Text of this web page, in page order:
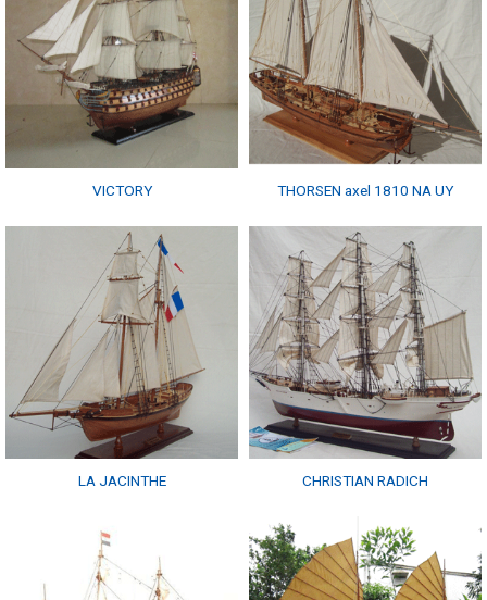
VICTORY THORSEN axel 1810 NA UY
LA JACINTHE CHRISTIAN RADICH